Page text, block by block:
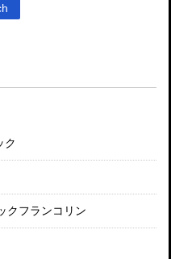
ク
クフランコリン